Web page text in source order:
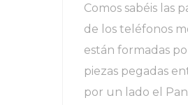
Comos sabéis las
de los teléfonos
están formadas
piezas pegadas
por un lado el